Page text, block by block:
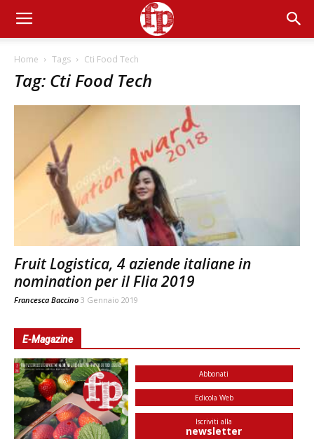
Home Tags Cti Food Tech
Tag: Cti Food Tech
Fruit Logistica, 4 aziende italiane in
nomination per il Flia 2019
Francesca Baccino 3 Gennaio 2019
E-Magazine
Abbonati
Edicola Web
Iscriviti alla
newsletter